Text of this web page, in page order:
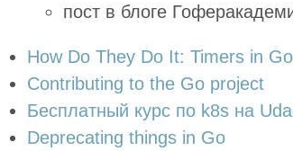
пост в блоге
How Do They Do It: Timers in Go
Contributing to the Go project
Бесплатный курс по k8s на
Deprecating things in Go